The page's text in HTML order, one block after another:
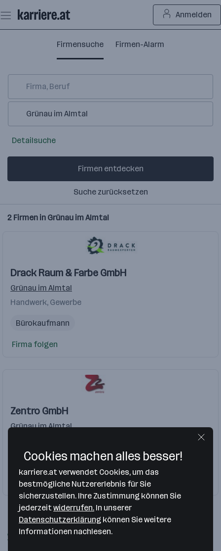
Seiteninhalt
springen
Anmelden
Firmensuche Firmen-Alarm
2 Firmen in Grünau im Almtal
Drack Raum & Farbe GmbH
Grünau im Almtal
Handwerk, Gewerbe
Bürokaufmann
Firma folgen
Zentro GmbH
Grünau im Almtal
Software Developer Java Angular
Firma folgen
Beliebte Arbeitsregionen
Westösterreich
Detailsuche
Firmen entdecken
Suche zurücksetzen
Cookies machen alles besser!
karriere.at verwendet Cookies, um das
bestmögliche Nutzererlebnis für Sie
sicherzustellen. Ihre Zustimmung können Sie
jederzeitwiderrufen. In unserer
Datenschutzerklärung können Sie weitere
Informationen nachlesen.